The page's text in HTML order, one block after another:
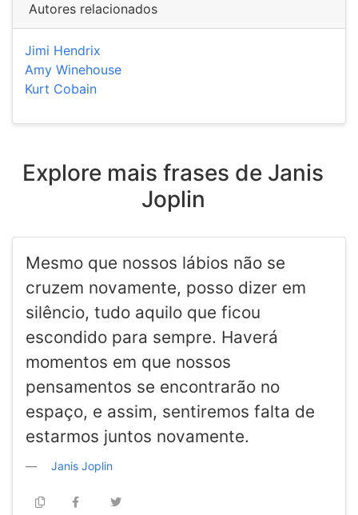
Autores relacionados
Jimi Hendrix
Amy Winehouse
Kurt Cobain
Explore mais frases de Janis
Joplin
Mesmo que nossos lábios não se
cruzem novamente, posso dizer em
silêncio, tudo aquilo que ficou
escondido para sempre. Haverá
momentos em que nossos
pensamentos se encontrarão no
espaço, e assim, sentiremos falta de
estarmos juntos novamente.
Janis Joplin